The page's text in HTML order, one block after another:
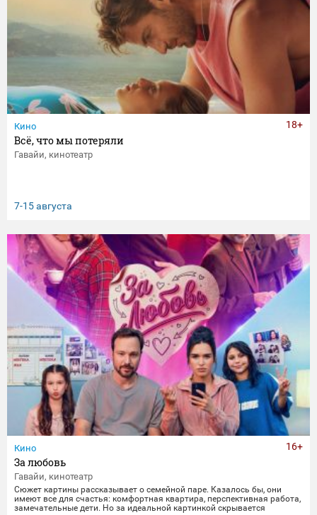
Кино
Всё, что мы потеряли
Гавайи, кинотеатр
7-15 августа
18+
Кино
За любовь
Гавайи, кинотеатр
Сюжет картины рассказывает о семейной паре. Казалось бы, они
имеют все для счастья: комфортная квартира, перспективная работа,
замечательные дети. Но за идеальной картинкой скрывается
16+